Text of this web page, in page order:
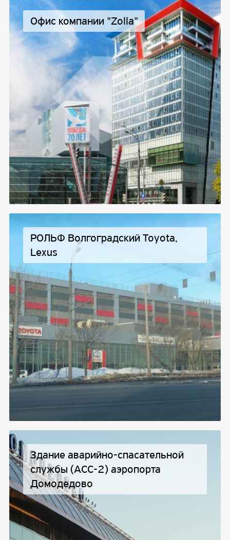
Офис компании "Zolla"
РОЛЬФ Волгоградский Toyota,
Lexus
Здание аварийно-спасательной
службы (АСС-2) аэропорта
Домодедово